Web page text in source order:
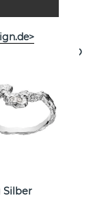
Silber